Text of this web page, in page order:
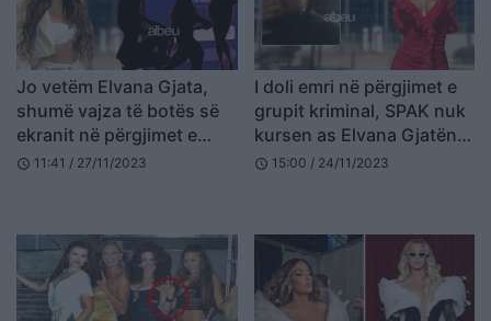
Jo vetëm Elvana Gjata,
shumë vajza të botës së
ekranit në përgjimet e
“SKY”
schedule 11:41 / 27/11/2023
I doli emri në përgjimet e
grupit kriminal, SPAK nuk
kursen as Elvana Gjatën,
do t’i nënshtrohet hetimit
schedule 15:00 / 24/11/2023